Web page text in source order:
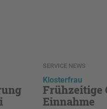
SERVICE NEWS
Klosterfrau
Frühzeitige
Einnahme